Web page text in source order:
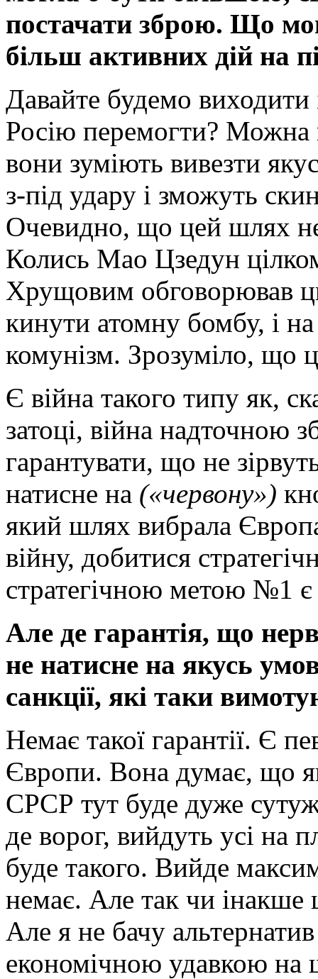
постачати зброю. Що
більш активних дій на
Давайте будемо
Росію перемогти?
вони зуміють вивезти
з-під удару і зможуть
Очевидно, що цей шлях
Колись Мао Цзедун
Хрущовим обговорював
кинути атомну бомбу, і
комунізм. Зрозуміло, що
Є війна такого типу як,
затоці, війна надточною
гарантувати, що не
натисне на («червону»)
який шлях вибрала
війну, добитися
стратегічною метою №1 є
Але де гарантія, що
не натисне на якусь
санкції, які таки
Немає такої гарантії. Є
Європи. Вона думає, що
СРСР тут буде дуже
де ворог, вийдуть усі на
буде такого. Вийде
немає. Але так чи
Але я не бачу
економічною удавкою на